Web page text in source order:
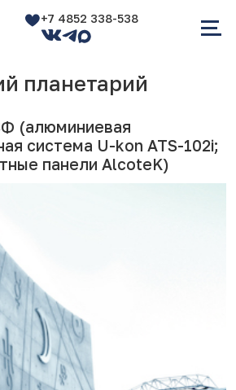
+7 4852 338-538
планетарий
(алюминиевая
система U-kon ATS-102i;
панели AlcoteK)